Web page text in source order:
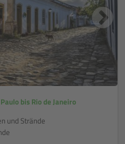
bis Rio de Janeiro
und Strände